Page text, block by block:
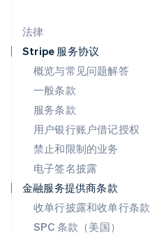
法律
Stripe 服务协议
概览与常见问题解答
一般条款
服务条款
用户银行账户借记授权
禁止和限制的业务
电子签名披露
金融服务提供商条款
收单行披露和收单行条款
SPC 条款（美国）
Español
挪威
葡萄牙
Português
日本
日本語English
瑞典
SvenskaEnglish
DeutschFrançais
塞浦路斯
English
斯洛伐克
English